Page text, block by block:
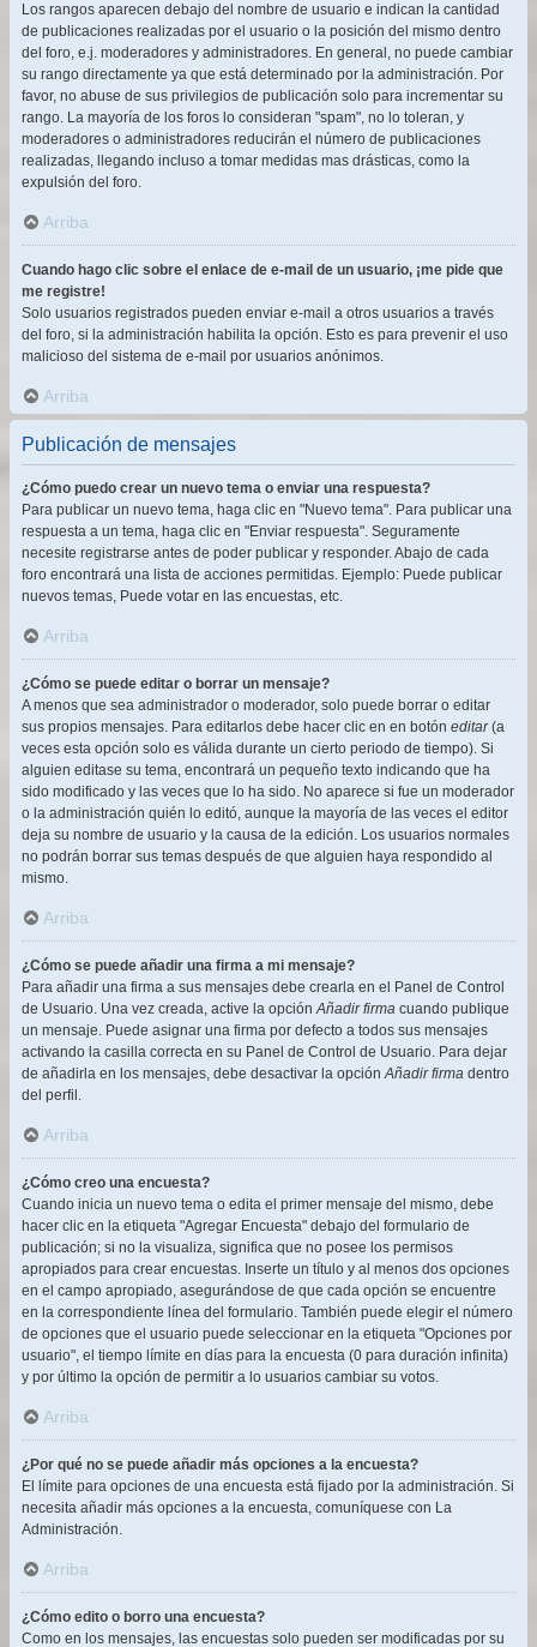
Los rangos aparecen debajo del nombre de usuario e indican la cantidad
de publicaciones realizadas por el usuario o la posición del mismo dentro
del foro, e.j. moderadores y administradores. En general, no puede cambiar
su rango directamente ya que está determinado por la administración. Por
favor, no abuse de sus privilegios de publicación solo para incrementar su
rango. La mayoría de los foros lo consideran "spam", no lo toleran, y
moderadores o administradores reducirán el número de publicaciones
realizadas, llegando incluso a tomar medidas mas drásticas, como la
expulsión del foro.
Arriba
Cuando hago clic sobre el enlace de e-mail de un usuario, ¡me pide que
me registre!
Solo usuarios registrados pueden enviar e-mail a otros usuarios a través
del foro, si la administración habilita la opción. Esto es para prevenir el uso
malicioso del sistema de e-mail por usuarios anónimos.
Arriba
Publicación de mensajes
¿Cómo puedo crear un nuevo tema o enviar una respuesta?
Para publicar un nuevo tema, haga clic en "Nuevo tema". Para publicar una
respuesta a un tema, haga clic en "Enviar respuesta". Seguramente
necesite registrarse antes de poder publicar y responder. Abajo de cada
foro encontrará una lista de acciones permitidas. Ejemplo: Puede publicar
nuevos temas, Puede votar en las encuestas, etc.
Arriba
¿Cómo se puede editar o borrar un mensaje?
A menos que sea administrador o moderador, solo puede borrar o editar
sus propios mensajes. Para editarlos debe hacer clic en en botón editar(a
veces esta opción solo es válida durante un cierto periodo de tiempo). Si
alguien editase su tema, encontrará un pequeño texto indicando que ha
sido modificado y las veces que lo ha sido. No aparece si fue un moderador
o la administración quién lo editó, aunque la mayoría de las veces el editor
deja su nombre de usuario y la causa de la edición. Los usuarios normales
no podrán borrar sus temas después de que alguien haya respondido al
mismo.
Arriba
¿Cómo se puede añadir una firma a mi mensaje?
Para añadir una firma a sus mensajes debe crearla en el Panel de Control
de Usuario. Una vez creada, active la opciónAñadir firma cuando publique
un mensaje. Puede asignar una firma por defecto a todos sus mensajes
activando la casilla correcta en su Panel de Control de Usuario. Para dejar
de añadirla en los mensajes, debe desactivar la opciónAñadir firma dentro
del perfil.
Arriba
¿Cómo creo una encuesta?
Cuando inicia un nuevo tema o edita el primer mensaje del mismo, debe
hacer clic en la etiqueta "Agregar Encuesta" debajo del formulario de
publicación; si no la visualiza, significa que no posee los permisos
apropiados para crear encuestas. Inserte un título y al menos dos opciones
en el campo apropiado, asegurándose de que cada opción se encuentre
en la correspondiente línea del formulario. También puede elegir el número
de opciones que el usuario puede seleccionar en la etiqueta "Opciones por
usuario", el tiempo límite en días para la encuesta (0 para duración infinita)
y por último la opción de permitir a lo usuarios cambiar su votos.
Arriba
¿Por qué no se puede añadir más opciones a la encuesta?
El límite para opciones de una encuesta está fijado por la administración. Si
necesita añadir más opciones a la encuesta, comuníquese con La
Administración.
Arriba
¿Cómo edito o borro una encuesta?
Como en los mensajes, las encuestas solo pueden ser modificadas por su